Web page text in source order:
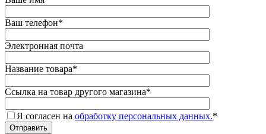
Ваш телефон*
Электронная почта
Название товара*
Ссылка на товар другого магазина*
Я согласен на обработку персональных данных.*